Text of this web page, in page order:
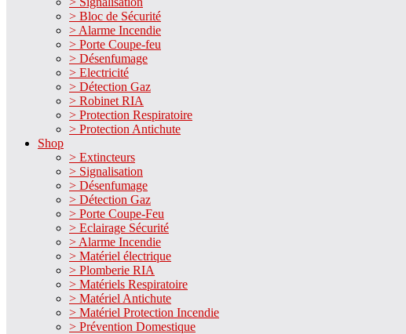
> Bloc de Sécurité
> Alarme Incendie
> Porte Coupe-feu
> Désenfumage
> Electricité
> Détection Gaz
> Robinet RIA
> Protection Respiratoire
> Protection Antichute
Shop
> Extincteurs
> Signalisation
> Désenfumage
> Détection Gaz
> Porte Coupe-Feu
> Eclairage Sécurité
> Alarme Incendie
> Matériel électrique
> Plomberie RIA
> Matériels Respiratoire
> Matériel Antichute
> Matériel Protection Incendie
> Prévention Domestique